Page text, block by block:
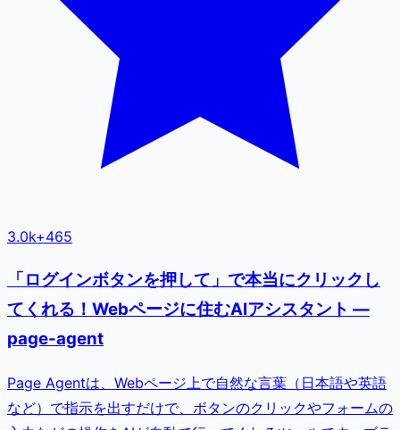
3.0k+465
「ログインボタンを押して」で本当にクリックし
てくれる！Webページに住むAIアシスタント —
page-agent
Page Agentは、Webページ上で自然な言葉（日本語や英語
など）で指示を出すだけで、ボタンのクリックやフォームの